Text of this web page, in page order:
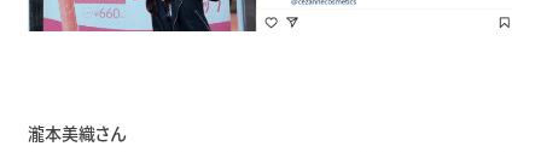
瀧本美織さん